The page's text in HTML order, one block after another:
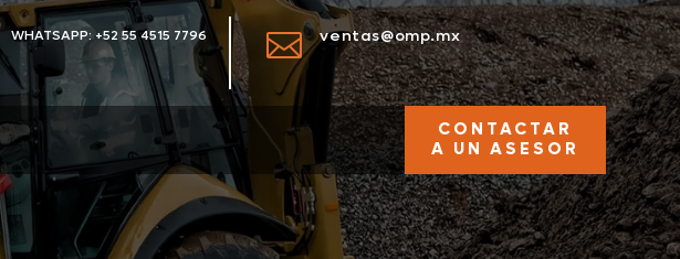
WHATSAPP: +52 55 4515 7796  ventas@omp.mx
CONTACTAR
A UN ASESOR